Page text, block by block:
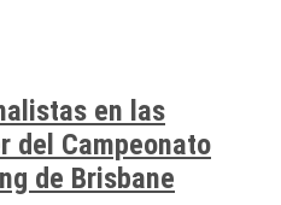
en las
del Campeonato
de Brisbane